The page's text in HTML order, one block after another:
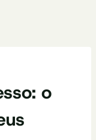
o